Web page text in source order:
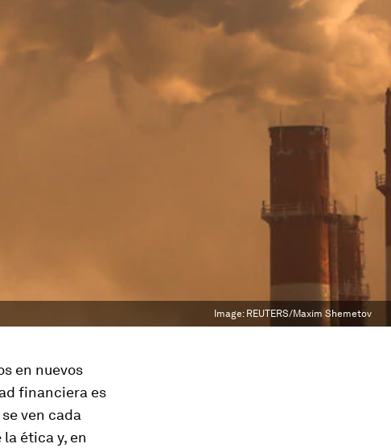
Image: REUTERS/Maxim Shemetov
en nuevos
financiera es
ven cada
ética y, en